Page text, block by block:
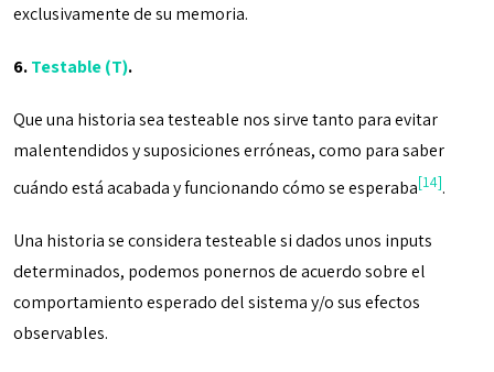
exclusivamente de su memoria.
6.Testable (T).
Que una historia sea testeable nos sirve tanto para evitar
malentendidos y suposiciones erróneas, como para saber
cuándo está acabada y funcionando cómo se esperaba[14].
Una historia se considera testeable si dados unos inputs
determinados, podemos ponernos de acuerdo sobre el
comportamiento esperado del sistema y/o sus efectos
observables.